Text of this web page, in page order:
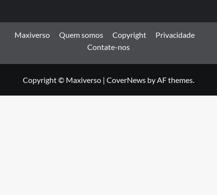
Maxiverso Quem somos Copyright
Privacidade
Contate-nos
Copyright © Maxiverso | CoverNews by AF themes.